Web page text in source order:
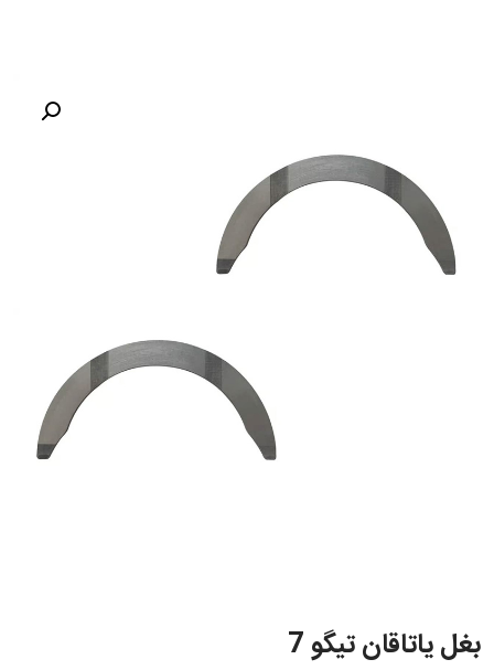
بغل یاتاقان تیگو 7